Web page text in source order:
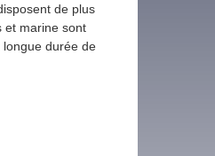
de plus
et marine sont
durée de